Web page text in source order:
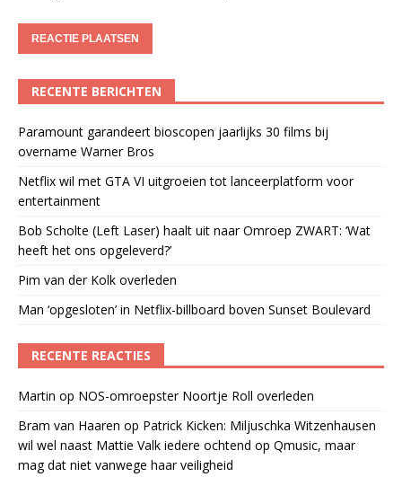
RECENTE BERICHTEN
Paramount garandeert bioscopen jaarlijks 30 films bij
overname Warner Bros
Netflix wil met GTA VI uitgroeien tot lanceerplatform voor
entertainment
Bob Scholte (Left Laser) haalt uit naar Omroep ZWART: ‘Wat
heeft het ons opgeleverd?’
Pim van der Kolk overleden
Man ‘opgesloten’ in Netflix-billboard boven Sunset Boulevard
RECENTE REACTIES
Martin op NOS-omroepster Noortje Roll overleden
Bram van Haaren op Patrick Kicken: Miljuschka Witzenhausen
wil wel naast Mattie Valk iedere ochtend op Qmusic, maar
mag dat niet vanwege haar veiligheid